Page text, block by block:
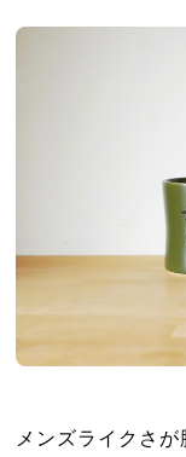
メンズライクさが